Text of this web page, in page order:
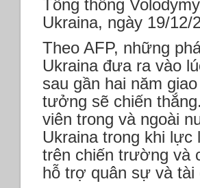
Tổng thống
Ukraina, ngày 19/
Theo AFP, những
Ukraina đưa ra vào
sau gần hai năm
tưởng sẽ chiến
viên trong và ngoài
Ukraina trong khi
trên chiến trường và
hỗ trợ quân sự và tài